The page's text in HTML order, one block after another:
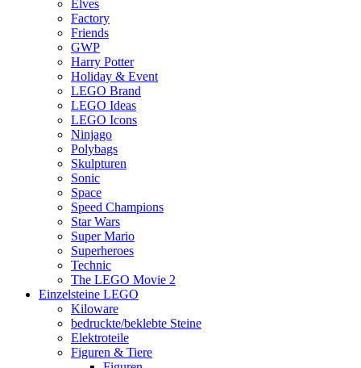
Elves
Factory
Friends
GWP
Harry Potter
Holiday & Event
LEGO Brand
LEGO Ideas
LEGO Icons
Ninjago
Polybags
Skulpturen
Sonic
Space
Speed Champions
Star Wars
Super Mario
Superheroes
Technic
The LEGO Movie 2
Einzelsteine LEGO
Kiloware
bedruckte/beklebte Steine
Elektroteile
Figuren & Tiere